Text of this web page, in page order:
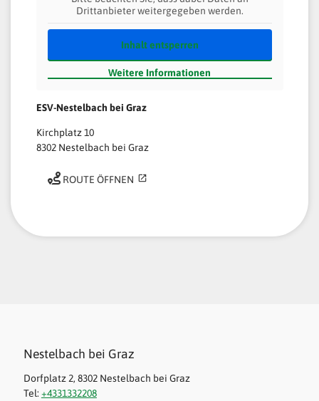
Drittanbieter weitergegeben werden.
Inhalt entsperren
Weitere Informationen
ESV-Nestelbach bei Graz
Kirchplatz 10
8302 Nestelbach bei Graz
ROUTE ÖFFNEN
Nestelbach bei Graz
Dorfplatz 2, 8302 Nestelbach bei Graz
Tel: +4331332208